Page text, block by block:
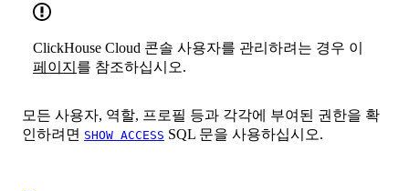
ClickHouse Cloud 콘솔 사용자를 관리하려는 경우 이
페이지 를 참조하십시오.
모든 사용자, 역할, 프로필 등과 각각에 부여된 권한을 확
인하려면 SHOW ACCESS SQL 문을 사용하십시오.